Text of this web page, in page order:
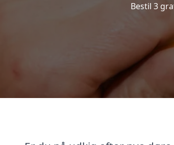
Bestil 3